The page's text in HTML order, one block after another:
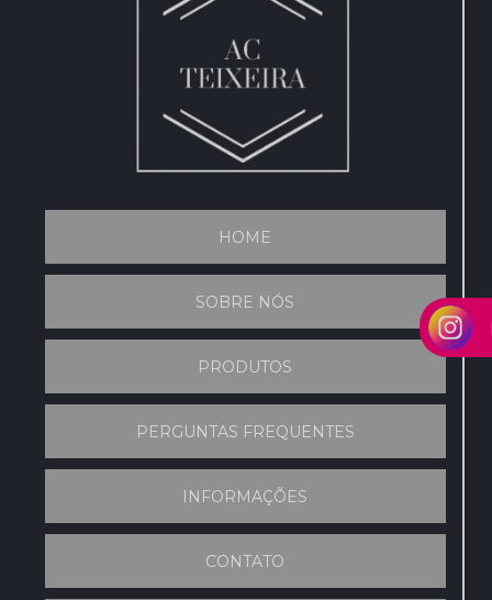
HOME
SOBRE NÓS
PRODUTOS
PERGUNTAS FREQUENTES
INFORMAÇÕES
CONTATO